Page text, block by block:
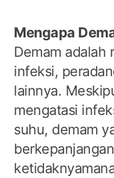
Mengapa
Demam adalah
infeksi,
lainnya.
mengatasi
suhu, demam